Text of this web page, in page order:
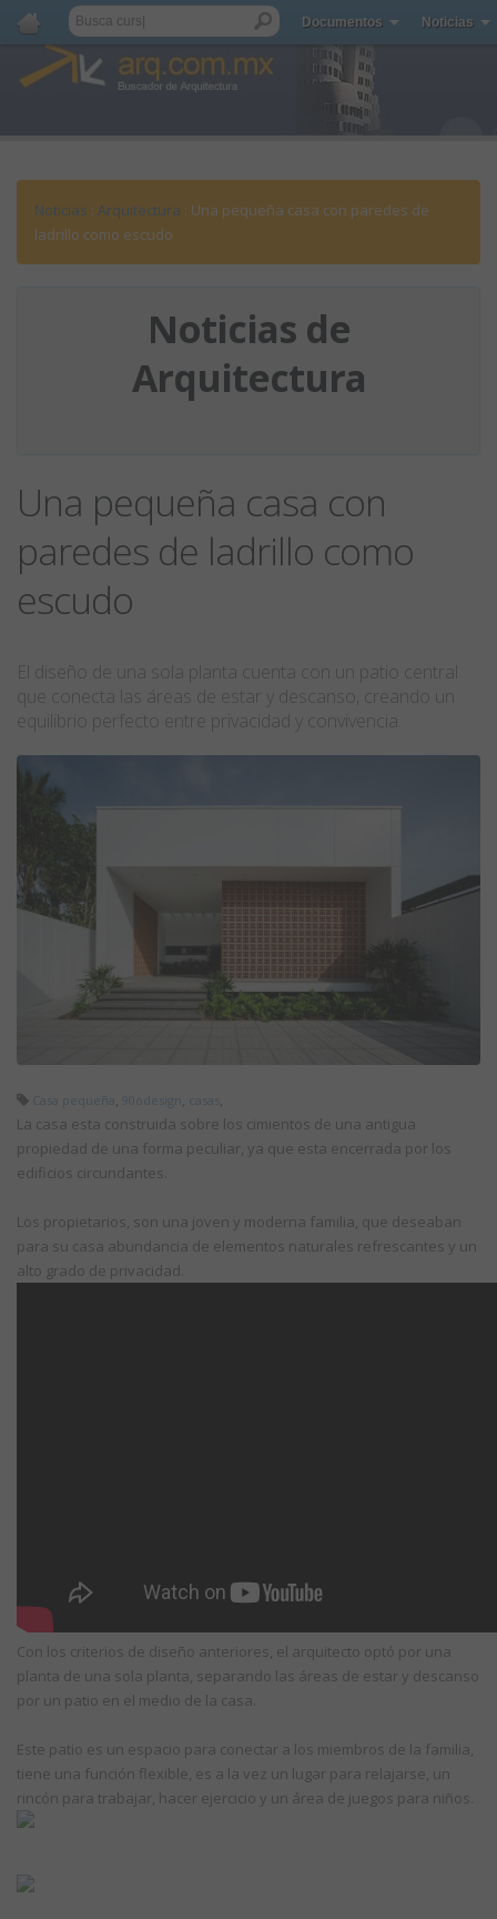
Documentos Noticias
Noticias : Arquitectura : Una pequeña casa con paredes de
ladrillo como escudo
Noticias de
Arquitectura
Una pequeña casa con
paredes de ladrillo como
escudo
El diseño de una sola planta cuenta con un patio central
que conecta las áreas de estar y descanso, creando un
equilibrio perfecto entre privacidad y convivencia.
Casa pequeña, 90odesign, casas,
La casa esta construida sobre los cimientos de una antigua
propiedad de una forma peculiar, ya que esta encerrada por los
edificios circundantes.
Los propietarios, son una joven y moderna familia, que deseaban
para su casa abundancia de elementos naturales refrescantes y un
alto grado de privacidad.
Con los criterios de diseño anteriores, el arquitecto optó por una
planta de una sola planta, separando las áreas de estar y descanso
por un patio en el medio de la casa.
Este patio es un espacio para conectar a los miembros de la familia,
tiene una función flexible, es a la vez un lugar para relajarse, un
rincón para trabajar, hacer ejercicio y un área de juegos para niños.